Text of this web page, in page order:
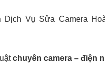
Dịch Vụ Sửa Camera
chuyên camera – điện